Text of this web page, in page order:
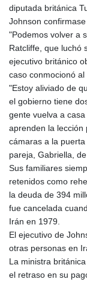
diputada británica
Johnson
"Podemos volver a
Ratcliffe, que luchó
ejecutivo británico
caso conmocionó al
"Estoy aliviado de
el gobierno tiene
gente vuelva a
aprenden la lección
cámaras a la
pareja, Gabriella, de
Sus familiares
retenidos como
la deuda de 394
fue cancelada
Irán en 1979.
El ejecutivo de
otras personas en
La ministra
el retraso en su